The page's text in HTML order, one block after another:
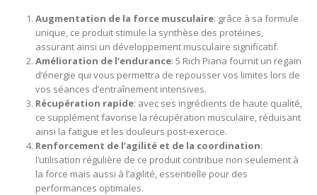
Augmentation de la force musculaire: grâce à sa formule
unique, ce produit stimule la synthèse des protéines,
assurant ainsi un développement musculaire significatif.
Amélioration de l’endurance: 5 Rich Piana fournit un regain
d’énergie qui vous permettra de repousser vos limites lors de
vos séances d’entraînement intensives.
Récupération rapide: avec ses ingrédients de haute qualité,
ce supplément favorise la récupération musculaire, réduisant
ainsi la fatigue et les douleurs post-exercice.
Renforcement de l’agilité et de la coordination:
l’utilisation régulière de ce produit contribue non seulement à
la force mais aussi à l’agilité, essentielle pour des
performances optimales.